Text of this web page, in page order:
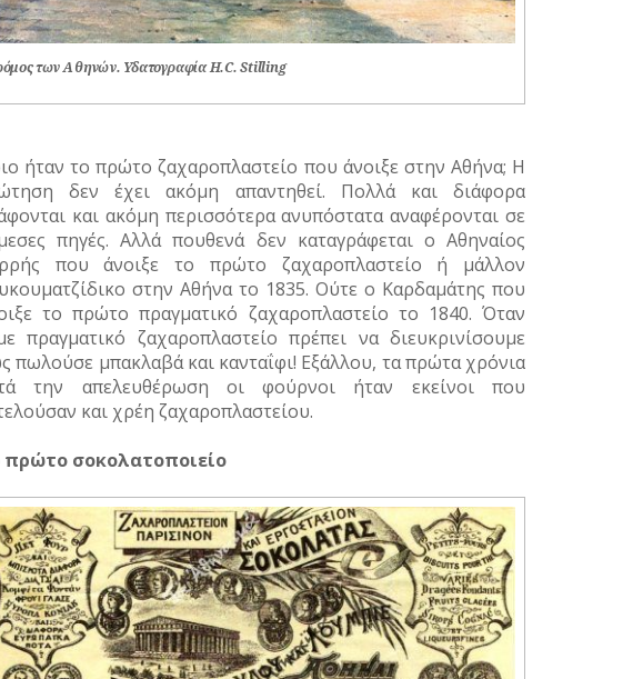
των Αθηνών. Υδατογραφία H.C. Stilling
ήταν το πρώτο ζαχαροπλαστείο που άνοιξε στην Αθήνα; Η
δεν έχει ακόμη απαντηθεί. Πολλά και διάφορα
και ακόμη περισσότερα ανυπόστατα αναφέρονται σε
πηγές. Αλλά πουθενά δεν καταγράφεται ο Αθηναίος
που άνοιξε το πρώτο ζαχαροπλαστείο ή μάλλον
στην Αθήνα το 1835. Ούτε ο Καρδαμάτης που
το πρώτο πραγματικό ζαχαροπλαστείο το 1840. Όταν
πραγματικό ζαχαροπλαστείο πρέπει να διευκρινίσουμε
πωλούσε μπακλαβά και κανταΐφι! Εξάλλου, τα πρώτα χρόνια
την απελευθέρωση οι φούρνοι ήταν εκείνοι που
και χρέη ζαχαροπλαστείου.
πρώτο σοκολατοποιείο